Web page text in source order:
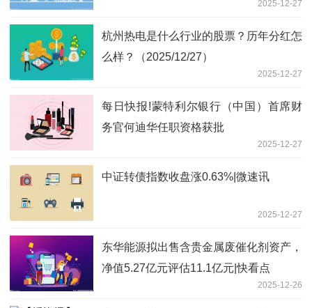
2025-12-27
杭州热电是什么行业的股票？历年分红怎
么样？（2025/12/27）
2025-12-27
每日快报!蒙特利尔银行（中国）首席财
务官何迪华任职资格获批
2025-12-27
中证转债指数收盘涨0.63%|微速讯
2025-12-27
东华能源拟出售含贵金属废催化剂资产，
净值5.27亿元评估11.1亿元|快看点
2025-12-26